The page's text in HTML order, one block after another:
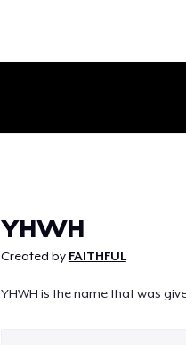
YHWH
Created by FAITHFUL
YHWH is the name that was